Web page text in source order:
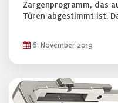
Zargenprogramm, das
Türen abgestimmt ist.
6. November 2019